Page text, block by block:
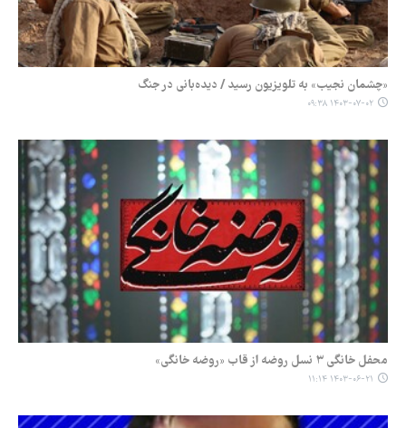
«چشمان نجیب» به تلویزیون رسید / دیده‌بانی در جنگ
۱۴۰۳-۰۷-۰۲ ۰۹:۳۸
محفل خانگی ۳ نسل روضه از قاب «روضه خانگی»
۱۴۰۳-۰۶-۲۱ ۱۱:۱۴